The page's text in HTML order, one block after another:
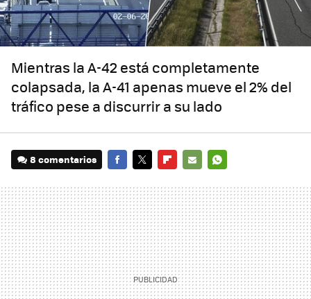
Mientras la A-42 está completamente
colapsada, la A-41 apenas mueve el 2% del
tráfico pese a discurrir a su lado
8 comentarios
MAIL